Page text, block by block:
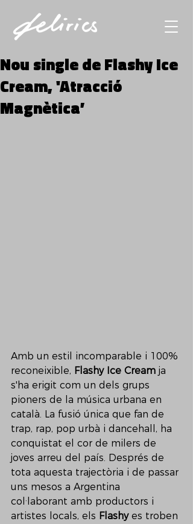
Nou single de Flashy Ice
Cream, 'Atracció
Magnètica’
Amb un estil incomparable i 100%
reconeixible, Flashy Ice Cream ja
s'ha erigit com un dels grups
pioners de la música urbana en
català. La fusió única que fan de
trap, rap, pop urbà i dancehall, ha
conquistat el cor de milers de
joves arreu del país. Després de
tota aquesta trajectòria i de passar
uns mesos a Argentina
col·laborant amb productors i
artistes locals, els Flashy es troben